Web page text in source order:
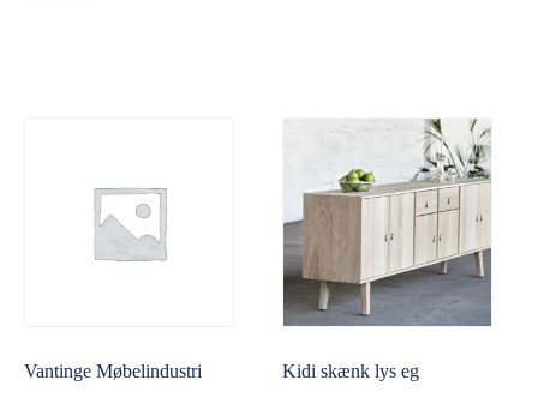
Vantinge Møbelindustri Kidi skænk lys eg